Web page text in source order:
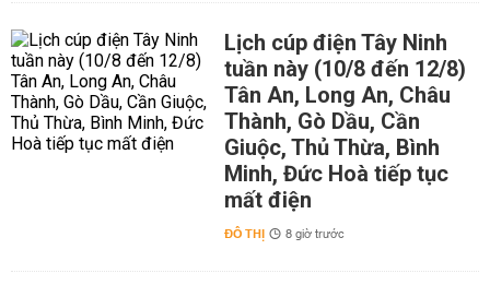
Lịch cúp điện Tây Ninh
tuần này (10/8 đến 12/8)
Tân An, Long An, Châu
Thành, Gò Dầu, Cần
Giuộc, Thủ Thừa, Bình
Minh, Đức Hoà tiếp tục
mất điện
ĐÔ THỊ 8 giờ trước